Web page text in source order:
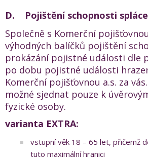
D. Pojištění schopnosti
Společně s Komerční
výhodných balíčků pojištění
prokázání pojistné události dle
po dobu pojistné události
Komerční pojišťovnou a.s. za
možné sjednat pouze k
fyzické osoby.
varianta EXTRA:
vstupní věk 18 – 65 let, přičemž
tuto maximální hranici